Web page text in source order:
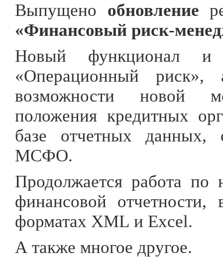
Выпущено обновление
«Финансовый риск-
Новый функционал и
«Операционный риск»,
возможности новой
положения кредитных
базе отчетных данных,
МСФО.
Продолжается работа по
финансовой
форматах XML и Excel.
А также многое другое.